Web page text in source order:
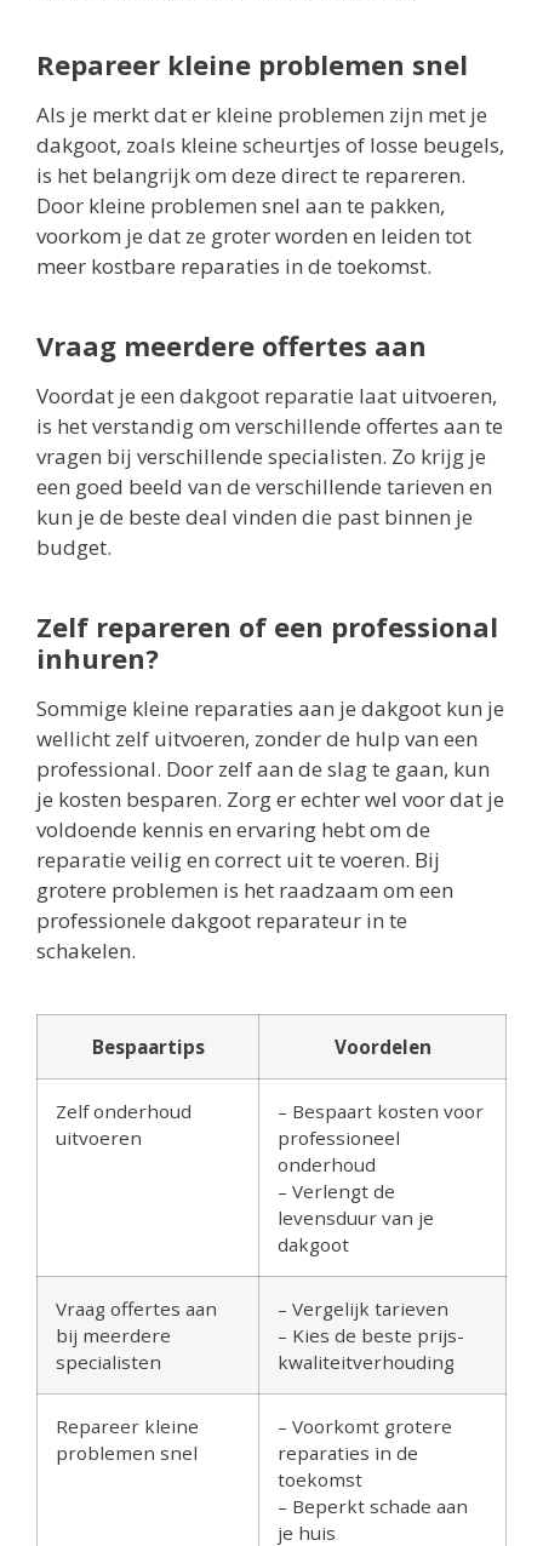
Repareer kleine problemen snel
Als je merkt dat er kleine problemen zijn met je
dakgoot, zoals kleine scheurtjes of losse beugels,
is het belangrijk om deze direct te repareren.
Door kleine problemen snel aan te pakken,
voorkom je dat ze groter worden en leiden tot
meer kostbare reparaties in de toekomst.
Vraag meerdere offertes aan
Voordat je een dakgoot reparatie laat uitvoeren,
is het verstandig om verschillende offertes aan te
vragen bij verschillende specialisten. Zo krijg je
een goed beeld van de verschillende tarieven en
kun je de beste deal vinden die past binnen je
budget.
Zelf repareren of een professional
inhuren?
Sommige kleine reparaties aan je dakgoot kun je
wellicht zelf uitvoeren, zonder de hulp van een
professional. Door zelf aan de slag te gaan, kun
je kosten besparen. Zorg er echter wel voor dat je
voldoende kennis en ervaring hebt om de
reparatie veilig en correct uit te voeren. Bij
grotere problemen is het raadzaam om een
professionele dakgoot reparateur in te
schakelen.
Bespaartips Voordelen
Zelf onderhoud
uitvoeren
– Bespaart kosten voor
professioneel
onderhoud
– Verlengt de
levensduur van je
dakgoot
Vraag offertes aan
bij meerdere
specialisten
– Vergelijk tarieven
– Kies de beste prijs-
kwaliteitverhouding
Repareer kleine
problemen snel
– Voorkomt grotere
reparaties in de
toekomst
– Beperkt schade aan
je huis